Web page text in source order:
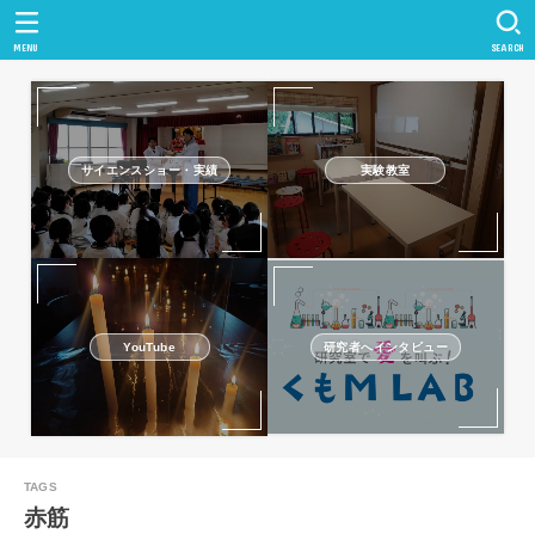
SEARCH
MENU
サイエンスショー・実績 実験教室
YouTube 研究者へインタビュー
赤筋